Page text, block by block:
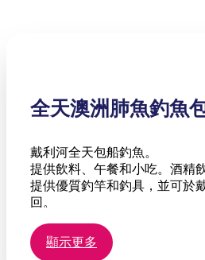
全天澳洲肺魚釣魚包
戴利河全天包船釣魚。
提供飲料、午餐和小吃。酒精
提供優質釣竿和釣具，並可於
回。
魚類可依照北領地漁業局的指
顯示更多